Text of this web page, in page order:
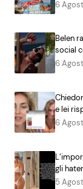
6
Belen
social
6
e lei
6
gli
5